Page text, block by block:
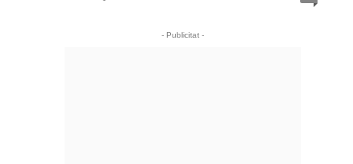
- Publicitat -